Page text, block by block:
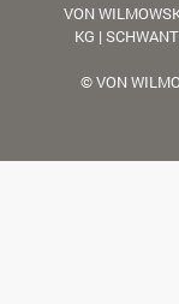
VON
KG |
© VON